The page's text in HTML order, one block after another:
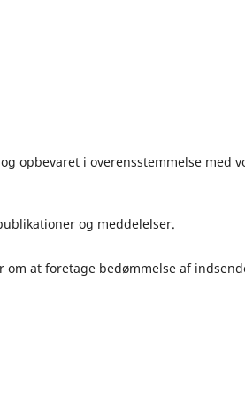
opbevaret i overensstemmelse med
og meddelelser.
om at foretage bedømmelse af